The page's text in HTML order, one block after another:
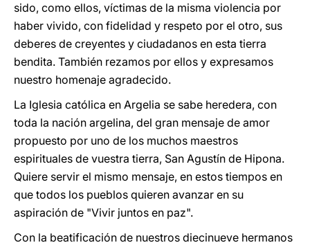
sido, como ellos, víctimas de la misma violencia por
haber vivido, con fidelidad y respeto por el otro, sus
deberes de creyentes y ciudadanos en esta tierra
bendita. También rezamos por ellos y expresamos
nuestro homenaje agradecido.
La Iglesia católica en Argelia se sabe heredera, con
toda la nación argelina, del gran mensaje de amor
propuesto por uno de los muchos maestros
espirituales de vuestra tierra, San Agustín de Hipona.
Quiere servir el mismo mensaje, en estos tiempos en
que todos los pueblos quieren avanzar en su
aspiración de "Vivir juntos en paz".
Con la beatificación de nuestros diecinueve hermanos